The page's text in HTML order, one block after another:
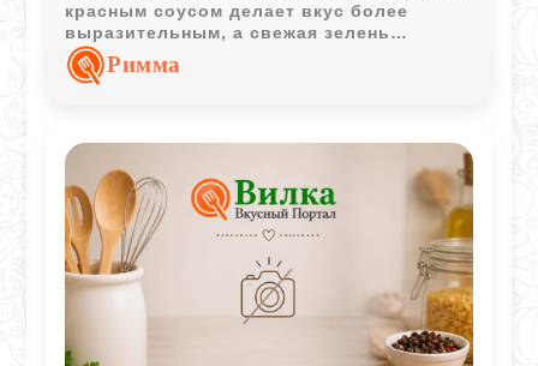
красным соусом делает вкус более
выразительным, а свежая зелень
добавляет приятный аромат.
Римма